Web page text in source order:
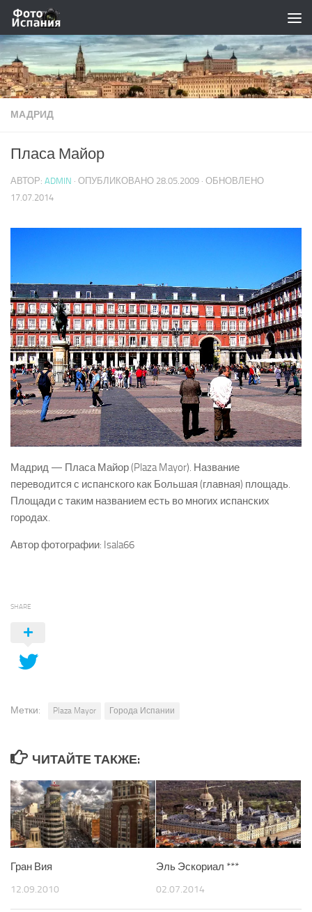
Skip to content
МАДРИД
Пласа Майор
АВТОР: ADMIN · ОПУБЛИКОВАНО 28.05.2009 · ОБНОВЛЕНО
17.07.2014
Мадрид — Пласа Майор (Plaza Mayor). Название
переводится с испанского как Большая (главная) площадь.
Площади с таким названием есть во многих испанских
городах.
Автор фотографии: Isala66
SHARE
Метки: Plaza Mayor Города Испании
ЧИТАЙТЕ ТАКЖЕ:
Гран Вия
12.09.2010
Эль Эскориал ***
02.07.2014